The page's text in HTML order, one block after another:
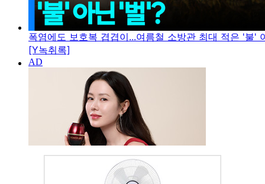
폭염에도 보호복 겹겹이...여름철 소방관 최대 적은 '불'
[Y녹취록]